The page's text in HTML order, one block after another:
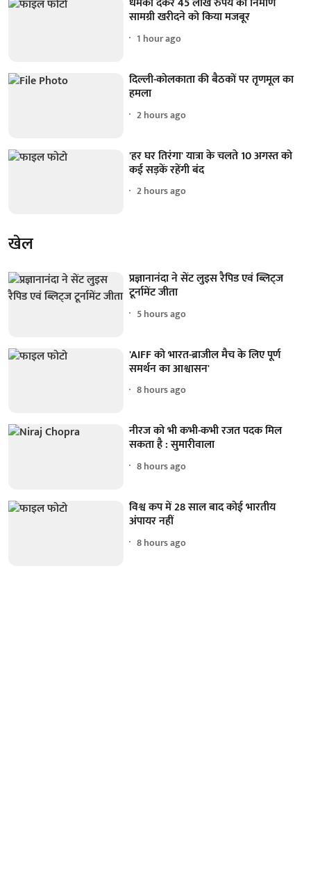
सामग्री खरीदने को किया मजबूर
1 hour ago
दिल्ली-कोलकाता की बैठकों पर तृणमूल का
हमला
2 hours ago
'हर घर तिरंगा' यात्रा के चलते 10 अगस्त को
कई सड़कें रहेंगी बंद
2 hours ago
खेल
प्रज्ञानानंदा ने सेंट लुइस रैपिड एवं ब्लिट्ज
टूर्नामेंट जीता
5 hours ago
'AIFF को भारत-ब्राजील मैच के लिए पूर्ण
समर्थन का आश्वासन'
8 hours ago
नीरज को भी कभी-कभी रजत पदक मिल
सकता है : सुमारीवाला
8 hours ago
विश्व कप में 28 साल बाद कोई भारतीय
अंपायर नहीं
8 hours ago